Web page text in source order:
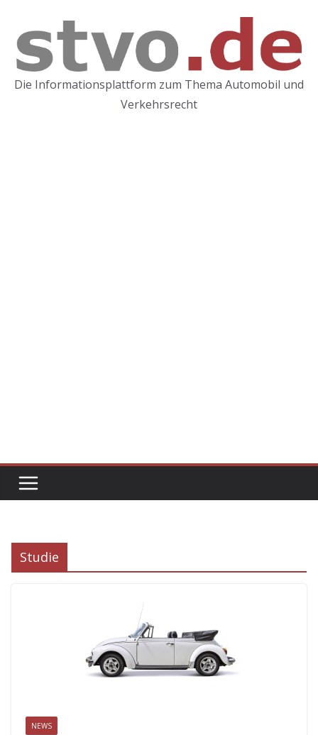
Inhalt
springen
Die Informationsplattform zum Thema Automobil und
Verkehrsrecht
Studie
NEWS